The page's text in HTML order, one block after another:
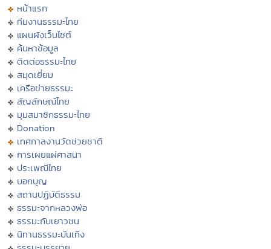
หน้าแรก
ทีมงานธรรมะไทย
แผนผังเว็บไซต์
ค้นหาข้อมูล
ติดต่อธรรมะไทย
สมุดเยี่ยม
เครือข่ายธรรมะ
สัญลักษณ์ไทย
มุมสมาชิกธรรมะไทย
Donation
เทศกาลงานวัดช่วยชาติ
การเผยแผ่ศาสนา
ประเพณีไทย
บอกบุญ
สถานปฏิบัติธรรม
ธรรมะจากหลวงพ่อ
ธรรมะกับเยาวชน
นิทานธรรมะบันเทิง